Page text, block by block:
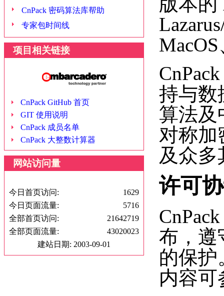
CnPack 密码算法库帮助
专家包时间线
项目相关链接
CnPack GitHub 首页
GIT 使用说明
CnPack 成员名单
CnPack 大整数计算器
网站访问量
今日首页访问:
1629
今日页面流量:
5716
全部首页访问:
21642719
全部页面流量:
43020023
建站日期: 2003-09-01
持与数
算法及
对称加
及众多
许可
布，遵
的保护
内容可